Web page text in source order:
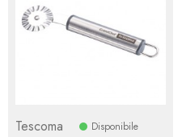
Tescoma Disponibile